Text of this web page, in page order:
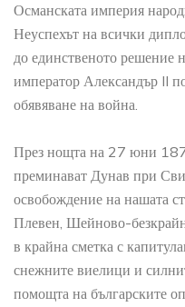
Османската империя
Неуспехът на всички
до единственото решение
император Александър II
обявяване на война.
През нощта на 27 юни
преминават Дунав при
освобождение на нашата
Плевен, Шейново-
в крайна сметка с
снежните виелици и
помощта на българските